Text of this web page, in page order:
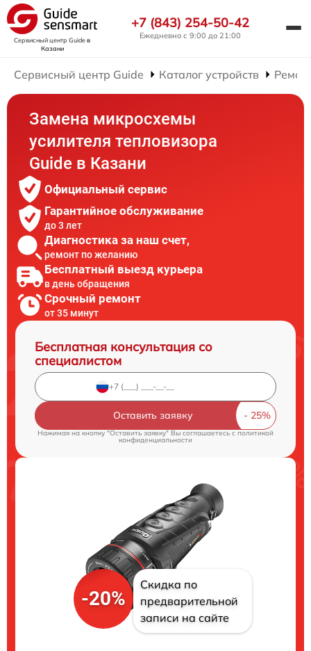
Сервисный центр Guideв
Казани
+7 (843) 254-50-42
Ежедневно с 9:00 до 21:00
Сервисный центр Guide Каталог устройств
Замена микросхемы
усилителя тепловизора
Guide в Казани
Официальный сервис
Гарантийное обслуживание
до 3 лет
Диагностика за наш счет,
ремонт по желанию
Бесплатный выезд курьера
в день обращения
Срочный ремонт
от 35 минут
Бесплатная консультация со
специалистом
Оставить заявку
Нажимая на кнопку "Оставить заявку" Вы соглашаетесь cполитикой
конфиденциальности
-20%
Скидка по
предварительной
записи на сайте